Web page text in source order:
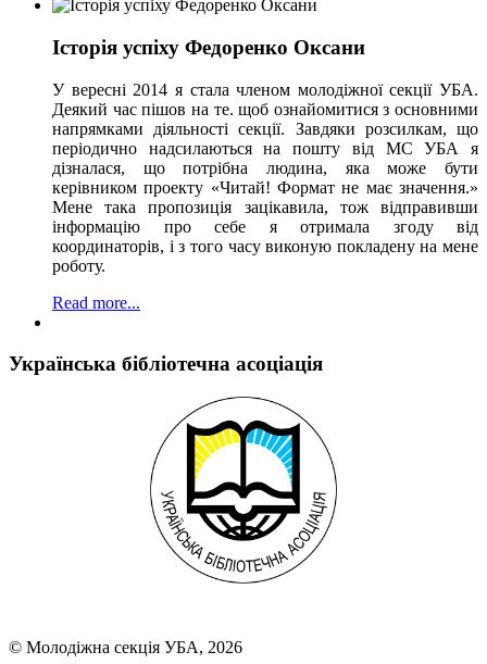
Історія успіху Федоренко Оксани
У вересні 2014 я стала членом молодіжної секції УБА.
Деякий час пішов на те. щоб ознайомитися з основними
напрямками діяльності секції. Завдяки розсилкам, що
періодично надсилаються на пошту від МС УБА я
дізналася, що потрібна людина, яка може бути
керівником проекту «Читай! Формат не має значення.»
Мене така пропозиція зацікавила, тож відправивши
інформацію про себе я отримала згоду від
координаторів, і з того часу виконую покладену на мене
роботу.
Read more...
Українська бібліотечна асоціація
© Молодіжна секція УБА, 2026